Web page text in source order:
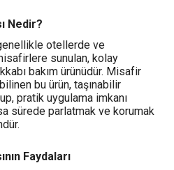
Nedir?
otellerde ve
sunulan, kolay
bakım ürünüdür. Misafir
bu ürün, taşınabilir
pratik uygulama imkanı
sürede parlatmak ve korumak
Faydaları